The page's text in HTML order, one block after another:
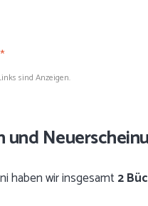
sind Anzeigen.
und
haben wir insgesamt2